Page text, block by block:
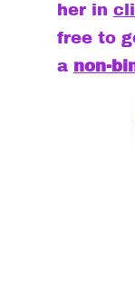
her in
free to
a non-